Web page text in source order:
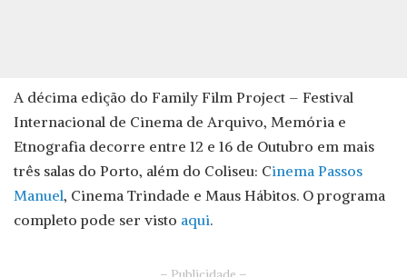
A décima edição do Family Film Project – Festival
Internacional de Cinema de Arquivo, Memória e
Etnografia decorre entre 12 e 16 de Outubro em mais
três salas do Porto, além do Coliseu: Cinema Passos
Manuel, Cinema Trindade e Maus Hábitos. O programa
completo pode ser visto aqui.